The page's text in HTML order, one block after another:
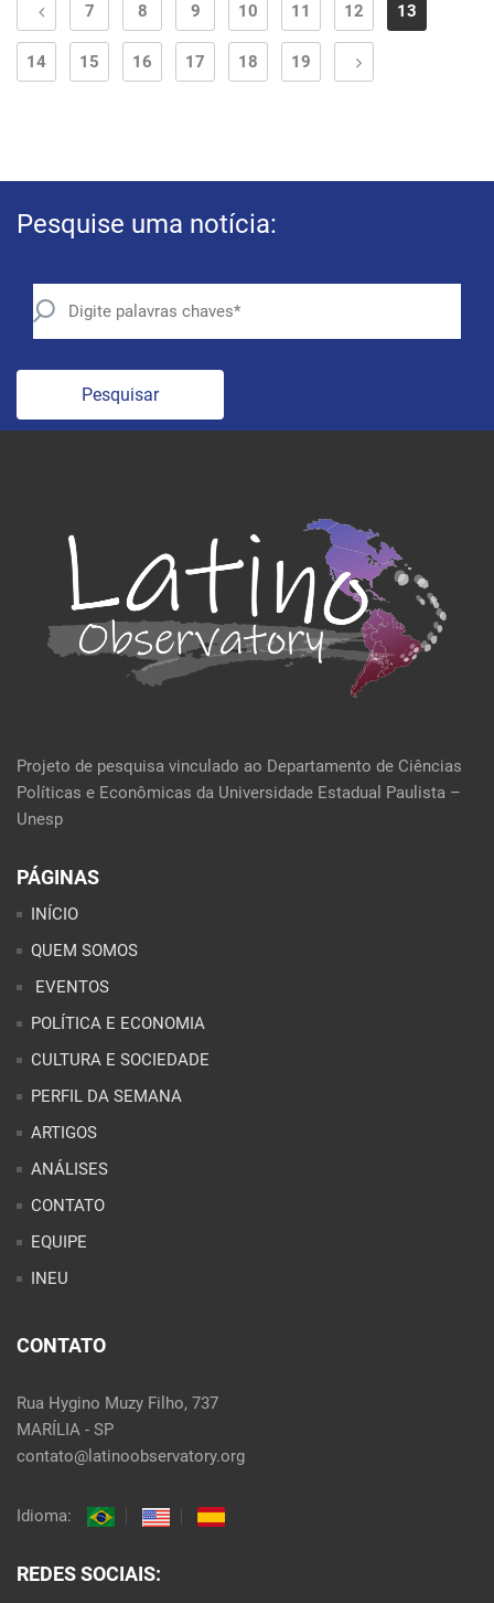
7 8 9 10 11 12 13
14 15 16 17 18 19
Pesquise uma notícia:
Pesquisar
Projeto de pesquisa vinculado ao Departamento de Ciências
Políticas e Econômicas da Universidade Estadual Paulista –
Unesp
PÁGINAS
INÍCIO
QUEM SOMOS
EVENTOS
POLÍTICA E ECONOMIA
CULTURA E SOCIEDADE
PERFIL DA SEMANA
ARTIGOS
ANÁLISES
CONTATO
EQUIPE
INEU
CONTATO
Rua Hygino Muzy Filho, 737
MARÍLIA - SP
contato@latinoobservatory.org
Idioma:
REDES SOCIAIS: